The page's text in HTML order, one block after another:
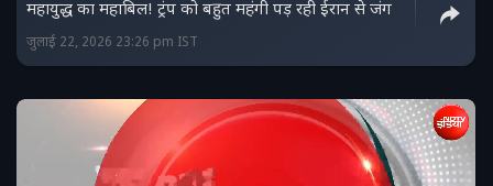
महायुद्ध का महाबिल! ट्रंप को बहुत महंगी पड़ रही ईरान से जंग
जुलाई 22, 2026 23:26 pm IST